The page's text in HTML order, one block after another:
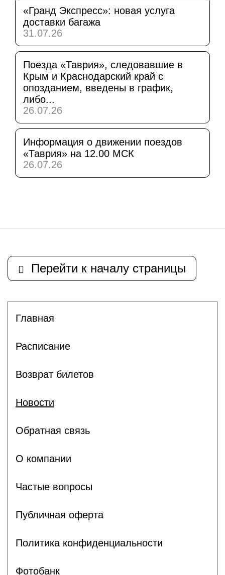
«Гранд Экспресс»: новая услуга
доставки багажа
31.07.26
Поезда «Таврия», следовавшие в
Крым и Краснодарский край с
опозданием, введены в график,
либо...
26.07.26
Информация о движении поездов
«Таврия» на 12.00 МСК
26.07.26
Перейти к началу страницы
Главная
Расписание
Возврат билетов
Новости
Обратная связь
О компании
Частые вопросы
Публичная оферта
Политика конфиденциальности
Фотобанк